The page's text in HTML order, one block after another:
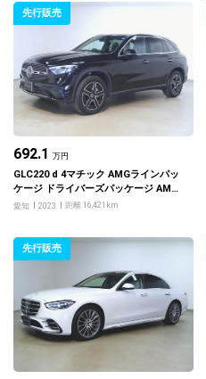
先行販売
692.1 万円
GLC220 d 4マチック AMGラインパッ
ケージ ドライバーズパッケージ AMG
レザーエクスクルーシブパッケージ フ
愛知 2023 距離 16,421km
先行販売